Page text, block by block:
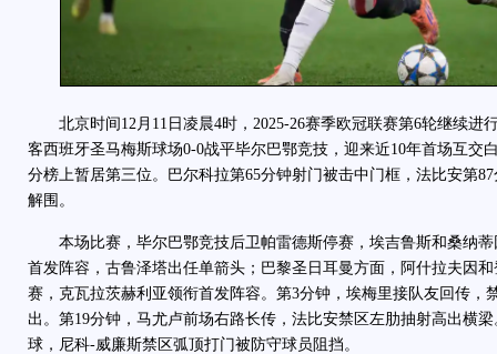
北京时间12月11日凌晨4时，2025-26赛季欧冠联赛第6轮继续进
客西班牙圣马梅斯球场0-0战平毕尔巴鄂竞技，迎来近10年首场互交
分榜上暂居第三位。巴尔科拉第65分钟射门被击中门框，法比安第
解围。
本场比赛，毕尔巴鄂竞技后卫帕雷德斯停赛，埃吉鲁斯和桑纳蒂
首发阵容，古鲁泽塔出任单箭头；巴黎圣日耳曼方面，阿什拉夫因
赛，克瓦拉茨赫利亚领衔首发阵容。第3分钟，埃梅里接队友回传，
出。第19分钟，马尤卢前场右路长传，法比安禁区左肋抽射高出横
球，尼科-威廉斯禁区弧顶打门被防守球员阻挡。